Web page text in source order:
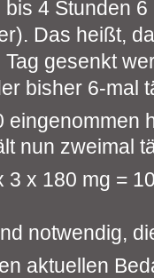
4 Stunden
Das heißt,
gesenkt
bisher 6-mal
eingenommen
nun zweimal
3 x 180 mg =
notwendig,
aktuellen